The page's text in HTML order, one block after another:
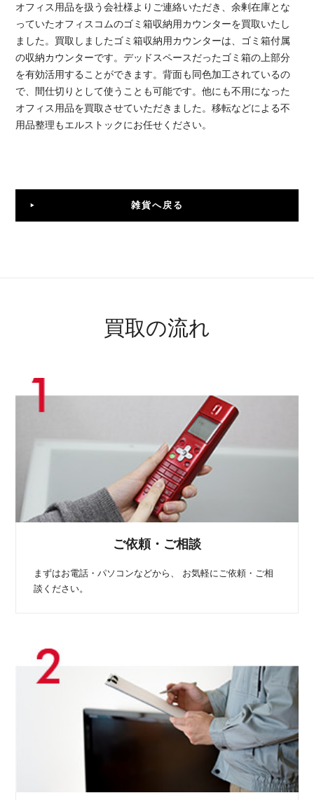
オフィス用品を扱う会社様よりご連絡いただき、余剰在庫とな
っていたオフィスコムのゴミ箱収納用カウンターを買取いたし
ました。買取しましたゴミ箱収納用カウンターは、ゴミ箱付属
の収納カウンターです。デッドスペースだったゴミ箱の上部分
を有効活用することができます。背面も同色加工されているの
で、間仕切りとして使うことも可能です。他にも不用になった
オフィス用品を買取させていただきました。移転などによる不
用品整理もエルストックにお任せください。
雑貨へ戻る
買取の流れ
ご依頼・ご相談
まずはお電話・パソコンなどから、
お気軽にご依頼・ご相
談ください。